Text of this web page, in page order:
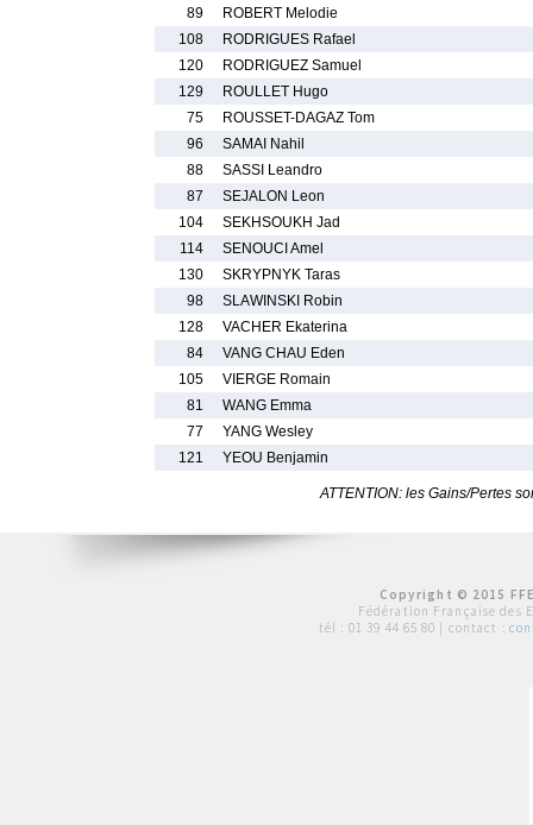
89
ROBERT Melodie
108
RODRIGUES Rafael
120
RODRIGUEZ Samuel
129
ROULLET Hugo
75
ROUSSET-DAGAZ Tom
96
SAMAI Nahil
88
SASSI Leandro
87
SEJALON Leon
104
SEKHSOUKH Jad
114
SENOUCI Amel
130
SKRYPNYK Taras
98
SLAWINSKI Robin
128
VACHER Ekaterina
84
VANG CHAU Eden
105
VIERGE Romain
81
WANG Emma
77
YANG Wesley
121
YEOU Benjamin
ATTENTION: les Gains/Pertes
Copyright © 2015
Fédération Française des
tél : 01 39 44 65 80 | contact :